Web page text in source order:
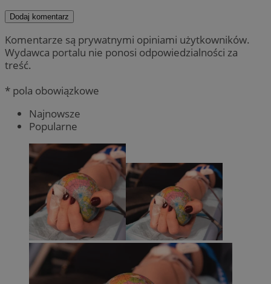
Dodaj komentarz
Komentarze są prywatnymi opiniami użytkowników.
Wydawca portalu nie ponosi odpowiedzialności za
treść.
* pola obowiązkowe
Najnowsze
Popularne